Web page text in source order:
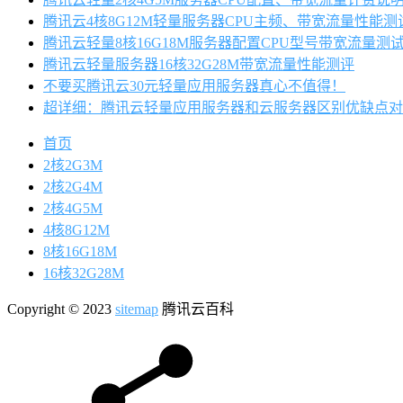
腾讯云4核8G12M轻量服务器CPU主频、带宽流量性能测
腾讯云轻量8核16G18M服务器配置CPU型号带宽流量测
腾讯云轻量服务器16核32G28M带宽流量性能测评
不要买腾讯云30元轻量应用服务器真心不值得！
超详细：腾讯云轻量应用服务器和云服务器区别优缺点
首页
2核2G3M
2核2G4M
2核4G5M
4核8G12M
8核16G18M
16核32G28M
Copyright © 2023 sitemap 腾讯云百科